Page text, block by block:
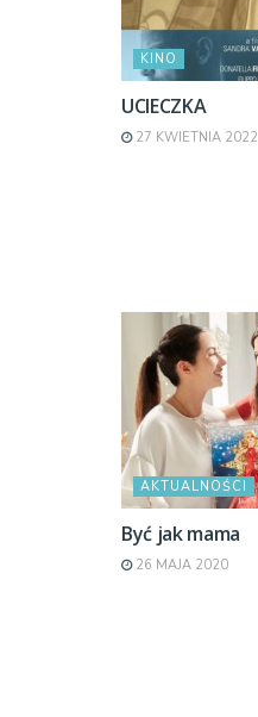
KINO
UCIECZKA
27 KWIETNIA 2022
AKTUALNOŚCI
Być jak mama
26 MAJA 2020